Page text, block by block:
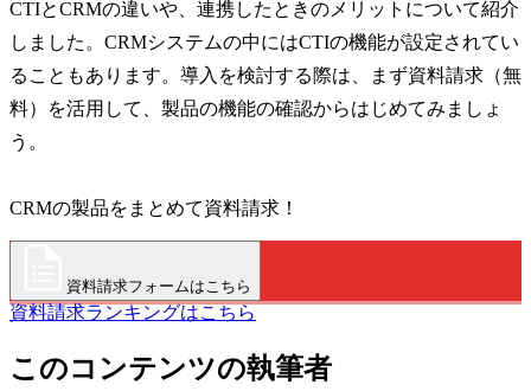
CTIとCRMの違いや、連携したときのメリットについて紹介
しました。CRMシステムの中にはCTIの機能が設定されてい
ることもあります。導入を検討する際は、まず資料請求（無
料）を活用して、製品の機能の確認からはじめてみましょ
う。
CRMの製品をまとめて資料請求！
資料請求フォームはこちら
資料請求ランキングはこちら
このコンテンツの執筆者